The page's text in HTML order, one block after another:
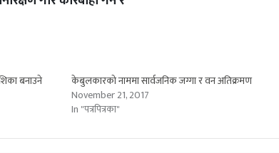
बनाउने
केबुलकारको नाममा सार्वजनिक जग्गा र वन अतिक्रमण
November 21, 2017
In "पत्रपित्रका"